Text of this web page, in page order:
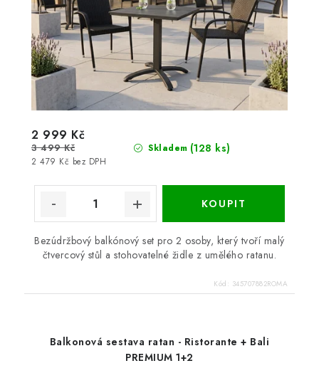
Skladem (128 ks)
2 479 Kč bez DPH
2 999 Kč
3 499 Kč
Bezúdržbový balkónový set pro 2 osoby, který tvoří malý
čtvercový stůl a stohovatelné židle z umělého ratanu.
Kód: 345707882ROMA
Balkonová sestava ratan - Ristorante + Bali
PREMIUM 1+2